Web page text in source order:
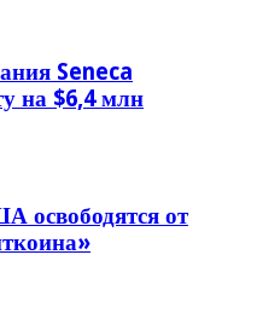
Seneca
на $6,4 млн
освободятся от